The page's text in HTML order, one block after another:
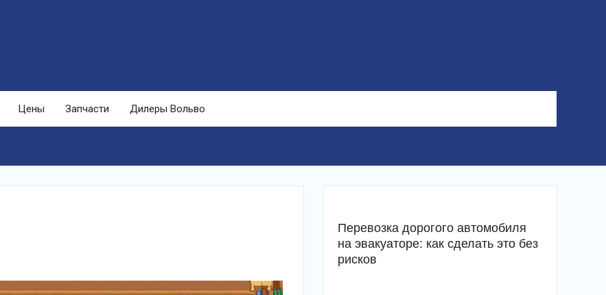
Цены Запчасти Дилеры Вольво
Перевозка дорогого автомобиля
на эвакуаторе: как сделать это без
рисков